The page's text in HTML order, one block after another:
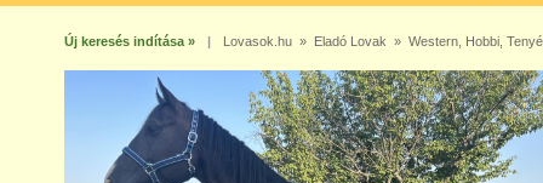
Új keresés indítása » | Lovasok.hu» Eladó Lovak » Western, Hobbi,